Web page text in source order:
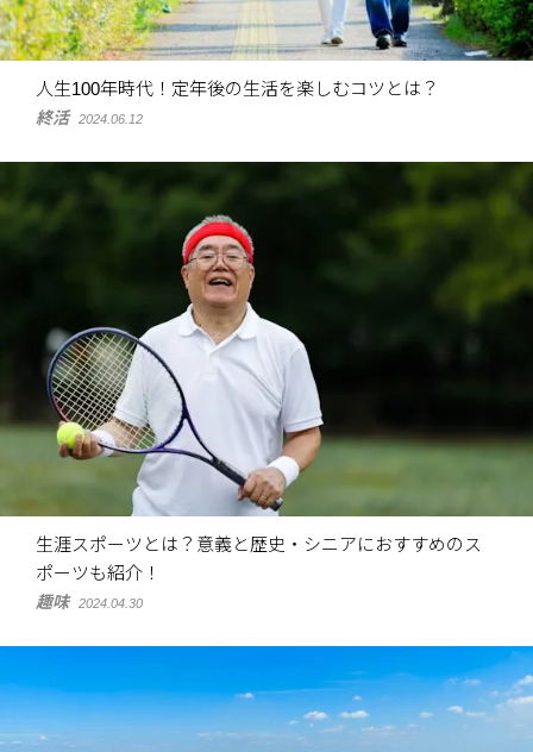
人生100年時代！定年後の生活を楽しむコツとは？
終活 2024.06.12
生涯スポーツとは？意義と歴史・シニアにおすすめのス
ポーツも紹介！
趣味 2024.04.30